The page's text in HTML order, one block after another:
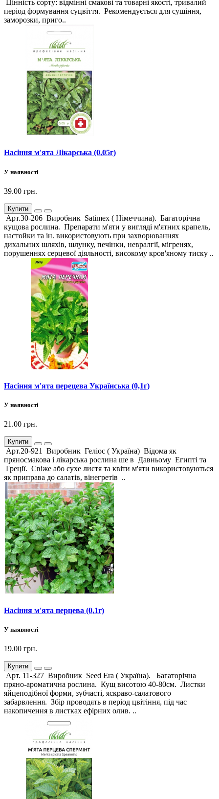
Цінність сорту: відмінні смакові та товарні якості, тривалий
період формування суцвіття. Рекомендується для сушіння,
заморозки, приго..
Насіння м'ята Лікарська (0,05г)
У наявності
39.00 грн.
Купити
Арт.30-206 Виробник Satimex ( Німеччина). Багаторічна
кущова рослина. Препарати м'яти у вигляді м'ятних крапель,
настойки та ін. використовують при захворюваннях
дихальних шляхів, шлунку, печінки, невралгії, мігренях,
порушеннях серцевої діяльності, високому кров'яному тиску ..
Насіння м'ята перецева Українська (0,1г)
У наявності
21.00 грн.
Купити
Арт.20-921 Виробник Геліос ( Україна) Відома як
пряносмакова і лікарська рослина ше в Давньому Египті та
Греції. Свіже або сухе листя та квіти м'яти використовуються
як приправа до салатів, вінегретів ..
Насіння м'ята перцева (0,1г)
У наявності
19.00 грн.
Купити
Арт. 11-327 Виробник Seed Era ( Україна). Багаторічна
пряно-ароматична рослина. Кущ висотою 40-80см. Листки
яйцеподібної форми, зубчасті, яскраво-салатового
забарвлення. Збір проводять в період цвітіння, під час
накопичення в листках ефірних олив. ..